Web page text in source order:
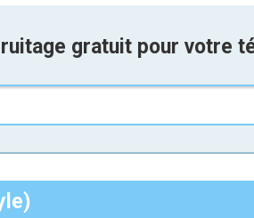
gratuit pour votre